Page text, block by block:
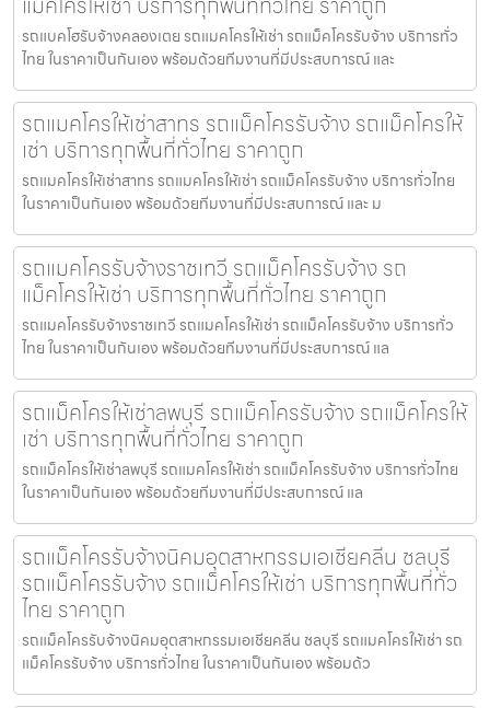
รถแบคโฮรับจ้างคลองเตย รถแมคโครให้เช่า รถแม็คโครรับจ้าง บริการทั่ว
ไทย ในราคาเป็นกันเอง พร้อมด้วยทีมงานที่มีประสบการณ์ และ
รถแมคโครให้เช่าสาทร รถแม็คโครรับจ้าง รถแม็คโครให้
เช่า บริการทุกพื้นที่ทั่วไทย ราคาถูก
รถแมคโครให้เช่าสาทร รถแมคโครให้เช่า รถแม็คโครรับจ้าง บริการทั่วไทย
ในราคาเป็นกันเอง พร้อมด้วยทีมงานที่มีประสบการณ์ และ ม
รถแมคโครรับจ้างราชเทวี รถแม็คโครรับจ้าง รถ
แม็คโครให้เช่า บริการทุกพื้นที่ทั่วไทย ราคาถูก
รถแมคโครรับจ้างราชเทวี รถแมคโครให้เช่า รถแม็คโครรับจ้าง บริการทั่ว
ไทย ในราคาเป็นกันเอง พร้อมด้วยทีมงานที่มีประสบการณ์ แล
รถแม็คโครให้เช่าลพบุรี รถแม็คโครรับจ้าง รถแม็คโครให้
เช่า บริการทุกพื้นที่ทั่วไทย ราคาถูก
รถแม็คโครให้เช่าลพบุรี รถแมคโครให้เช่า รถแม็คโครรับจ้าง บริการทั่วไทย
ในราคาเป็นกันเอง พร้อมด้วยทีมงานที่มีประสบการณ์ แล
รถแม็คโครรับจ้างนิคมอุตสาหกรรมเอเชียคลีน ชลบุรี
รถแม็คโครรับจ้าง รถแม็คโครให้เช่า บริการทุกพื้นที่ทั่ว
ไทย ราคาถูก
รถแม็คโครรับจ้างนิคมอุตสาหกรรมเอเชียคลีน ชลบุรี รถแมคโครให้เช่า รถ
แม็คโครรับจ้าง บริการทั่วไทย ในราคาเป็นกันเอง พร้อมด้ว